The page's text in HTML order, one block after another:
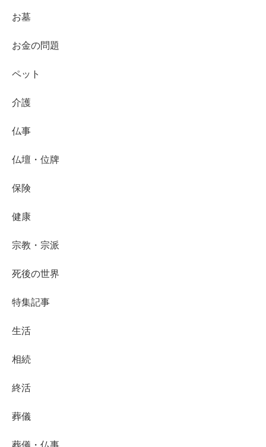
お墓
お金の問題
ペット
介護
仏事
仏壇・位牌
保険
健康
宗教・宗派
死後の世界
特集記事
生活
相続
終活
葬儀